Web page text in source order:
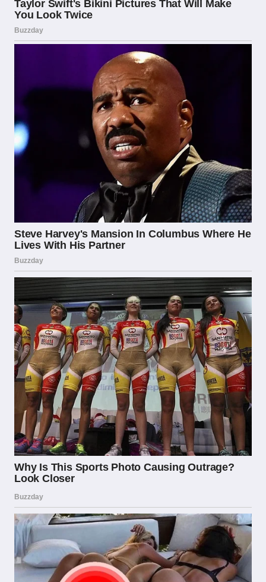
nicchie specifiche del mercato. Questa varietà
garantisce ai consumatori italiani un’ampia
scelta in termini di quote, mercati disponibili e
tipologie di scommesse, mantenendo al
contempo gli standard di sicurezza e legalità
imposti dalla normativa.
Le tendenze più recenti nel settore mostrano
una crescente importanza delle scommesse in-
play, ovvero quelle effettuate durante lo
svolgimento degli eventi sportivi, e delle
scommesse su smartphone attraverso
applicazioni mobile dedicate. L’ADM ha dovuto
adeguare progressivamente le proprie linee
guida tecniche per tenere il passo con queste
innovazioni, garantendo che anche le nuove
modalità di gioco rispettino gli standard di
sicurezza e fairness richiesti dalla normativa.
Sul fronte normativo, il dibattito più acceso
degli ultimi anni ha riguardato le restrizioni alla
pubblicità del gioco d’azzardo introdotte dal
cosiddetto “decreto dignità” del 2018, che ha
imposto un divieto quasi totale alla pubblicità
delle scommesse in Italia. Questa misura ha
avuto un impatto significativo sulle strategie di
marketing degli operatori licenziati, spingendoli
verso forme di comunicazione più sottili e
servizio e sulla reputazione del brand come
strumenti di acquisizione clienti.
Guardando al futuro, l’ADM si trova ad
affrontare sfide sempre più complesse legate